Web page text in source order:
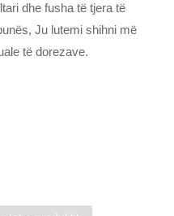
dhe fusha të tjera të
Ju lutemi shihni më
të dorezave.